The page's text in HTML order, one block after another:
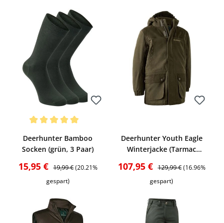
Bewerten
Deerhunter Bamboo
Socken (grün, 3 Paar)
Verkaufspreis:
15,95 € Regulärer Preis:
19,99 €(20.21%
gespart)
Deerhunter Youth Eagle
Winterjacke (Tarmac
Verkaufspreis:
107,95 € Regulärer Preis:
129,99 €(16.96%
gespart)